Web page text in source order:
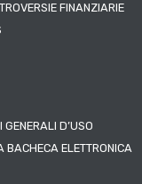
FINANZIARIE
GENERALI D’USO
BACHECA ELETTRONICA